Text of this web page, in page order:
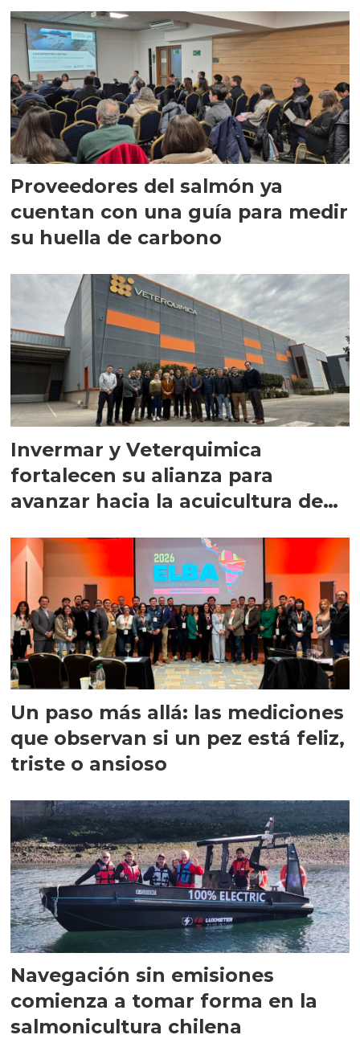
Proveedores del salmón ya
cuentan con una guía para medir
su huella de carbono
Invermar y Veterquimica
fortalecen su alianza para
avanzar hacia la acuicultura de
Un paso más allá: las mediciones
que observan si un pez está feliz,
triste o ansioso
Navegación sin emisiones
comienza a tomar forma en la
salmonicultura chilena